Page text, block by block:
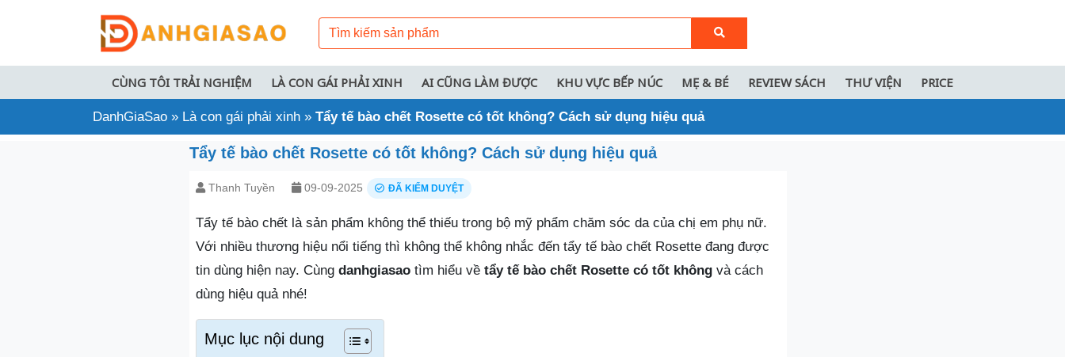
CÙNG TÔI TRẢI NGHIỆM LÀ CON GÁI PHẢI XINH AI CŨNG LÀM ĐƯỢC KHU VỰC BẾP NÚC MẸ & BÉ REVIEW SÁCH THƯ VIỆN PRICE
DanhGiaSao » Là con gái phải xinh » Tẩy tế bào chết Rosette có tốt không? Cách sử dụng hiệu quả
Tẩy tế bào chết Rosette có tốt không? Cách sử dụng hiệu quả
Thanh Tuyền 09-09-2025 ĐÃ KIỂM DUYỆT
Tẩy tế bào chết là sản phẩm không thể thiếu trong bộ mỹ phẩm chăm sóc da của chị em phụ nữ.
Với nhiều thương hiệu nổi tiếng thì không thể không nhắc đến tẩy tế bào chết Rosette đang được
tin dùng hiện nay. Cùng danhgiasao tìm hiểu về tẩy tế bào chết Rosette có tốt không và cách
dùng hiệu quả nhé!
Mục lục nội dung